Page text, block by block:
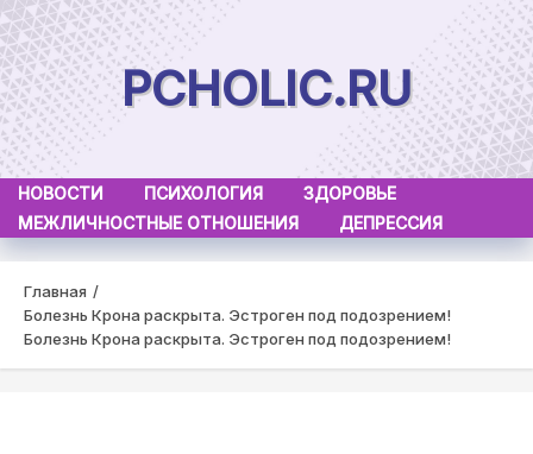
Skip
to
content
PCHOLIC.RU
НОВОСТИ ПСИХОЛОГИЯ
ЗДОРОВЬЕ
МЕЖЛИЧНОСТНЫЕ ОТНОШЕНИЯ
ДЕПРЕССИЯ
Главная
Болезнь Крона раскрыта. Эстроген под подозрением!
Болезнь Крона раскрыта. Эстроген под подозрением!